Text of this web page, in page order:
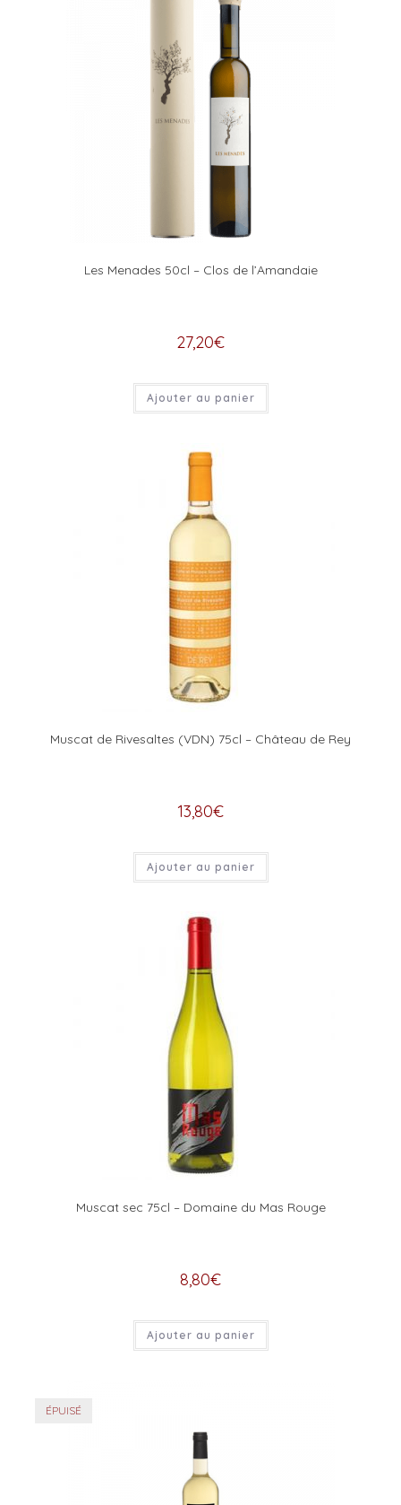
Les Menades 50cl – Clos de l’Amandaie
27,20€
Ajouter au panier
Muscat de Rivesaltes (VDN) 75cl – Château de Rey
13,80€
Ajouter au panier
Muscat sec 75cl – Domaine du Mas Rouge
8,80€
Ajouter au panier
ÉPUISÉ